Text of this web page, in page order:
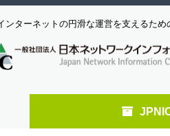
ンターネットの円滑な運営を支えるため